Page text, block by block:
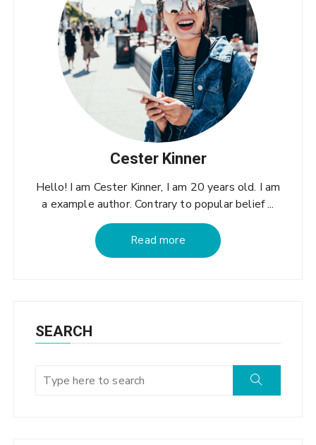
Cester Kinner
Hello! I am Cester Kinner, I am 20 years old. I am
a example author. Contrary to popular belief ...
Read more
SEARCH